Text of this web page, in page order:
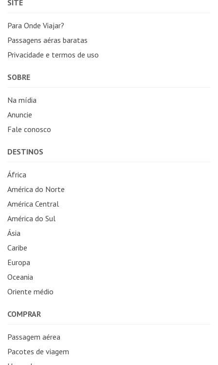
SITE
Para Onde Viajar?
Passagens aéras baratas
Privacidade e termos de uso
SOBRE
Na mídia
Anuncie
Fale conosco
DESTINOS
África
América do Norte
América Central
América do Sul
Ásia
Caribe
Europa
Oceania
Oriente médio
COMPRAR
Passagem aérea
Pacotes de viagem